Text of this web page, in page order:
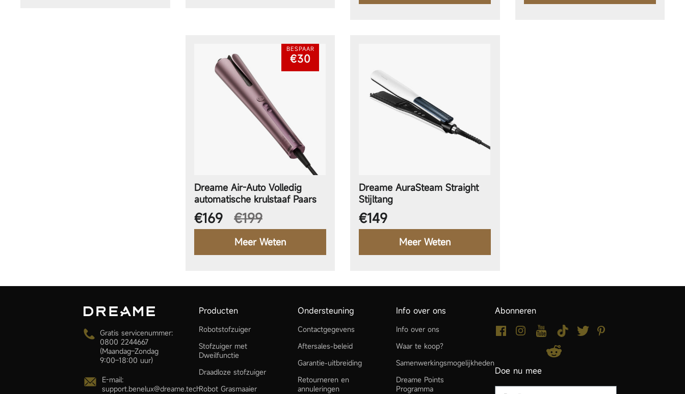
BESPAAR
€30
Dreame Air-Auto Volledig
automatische krulstaaf Paars
Aanbiedingsprijs
€169 €199
Meer Weten
Dreame AuraSteam Straight
Stijltang
Normale prijs
€149
Meer Weten
Gratis servicenummer:
0800 2244667
(Maandag–Zondag
9:00–18:00 uur)
E-mail:
support.benelux@dreame.tech
Producten
Robotstofzuiger
Stofzuiger met
Dweilfunctie
Draadloze stofzuiger
Robot Grasmaaier
Ondersteuning
Contactgegevens
Aftersales-beleid
Garantie-uitbreiding
Retourneren en
annuleringen
Info over ons
Info over ons
Waar te koop?
Samenwerkingsmogelijkheden
Dreame Points
Programma
Abonneren
Doe nu mee